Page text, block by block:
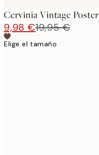
Cervinia Vintage Poster
9,98 €19,95 €
Elige el tamaño